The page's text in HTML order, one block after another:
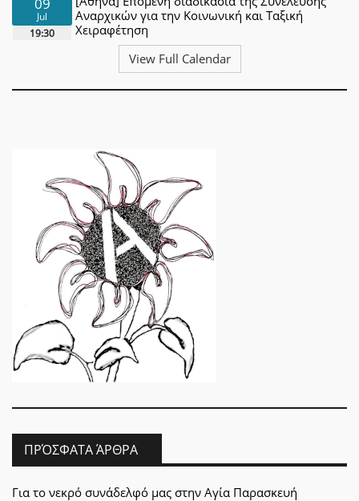
Jul
19:30
Αναρχικών για την Κοινωνική και Ταξική
Χειραφέτηση
View Full Calendar
ΠΡΌΣΦΑΤΑ ΆΡΘΡΑ
Για το νεκρό συνάδελφό μας στην Αγία Παρασκευή